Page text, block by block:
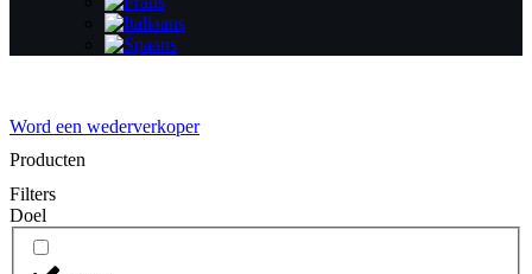
Word een wederverkoper
Producten
Filters
Doel